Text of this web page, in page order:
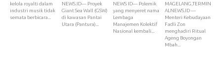
kelola royalti dalam
industri musik tidak
semata berbicara...
NEWS.ID— Proyek
Giant Sea Wall (GSW)
di kawasan Pantai
Utara (Pantura)...
NEWS ID— Polemik
yang menyeret nama
Lembaga
Manajemen Kolektif
Nasional kembali...
MAGELANG,TERMIN
ALNEWS.ID —
Menteri Kebudayaan
Fadli Zon
menghadiri Ritual
Ageng Boyongan
Mbah...